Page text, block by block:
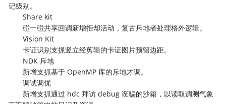
记级别。
Share kit
碰一碰共享回调新增拒却活动，复古斥地者处理格外逻辑。
Vision Kit
卡证识别支抓竖立经剪辑的卡证图片预留边距。
NDK 斥地
新增支抓基于 OpenMP 库的斥地才调。
调试调优
新增支抓通过 hdc 拜访 debug 诳骗的沙箱，以读取调测气象